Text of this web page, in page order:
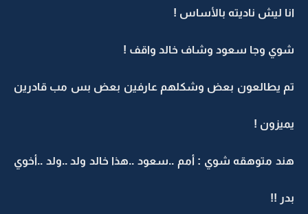
انا ليش ناديته بالأساس !
شوي وجا سعود وشاف خالد واقف !
تم يطالعون بعض وشكلهم عارفين بعض بس مب قادرين
يميزون !
هند متوهقه شوي : أمم ..سعود ..هذا خالد ولد ..ولد ..أخوي
بدر !!